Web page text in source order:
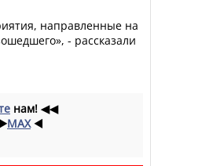
направленные на
- рассказали
нам! ◀◀
MAX ◀️